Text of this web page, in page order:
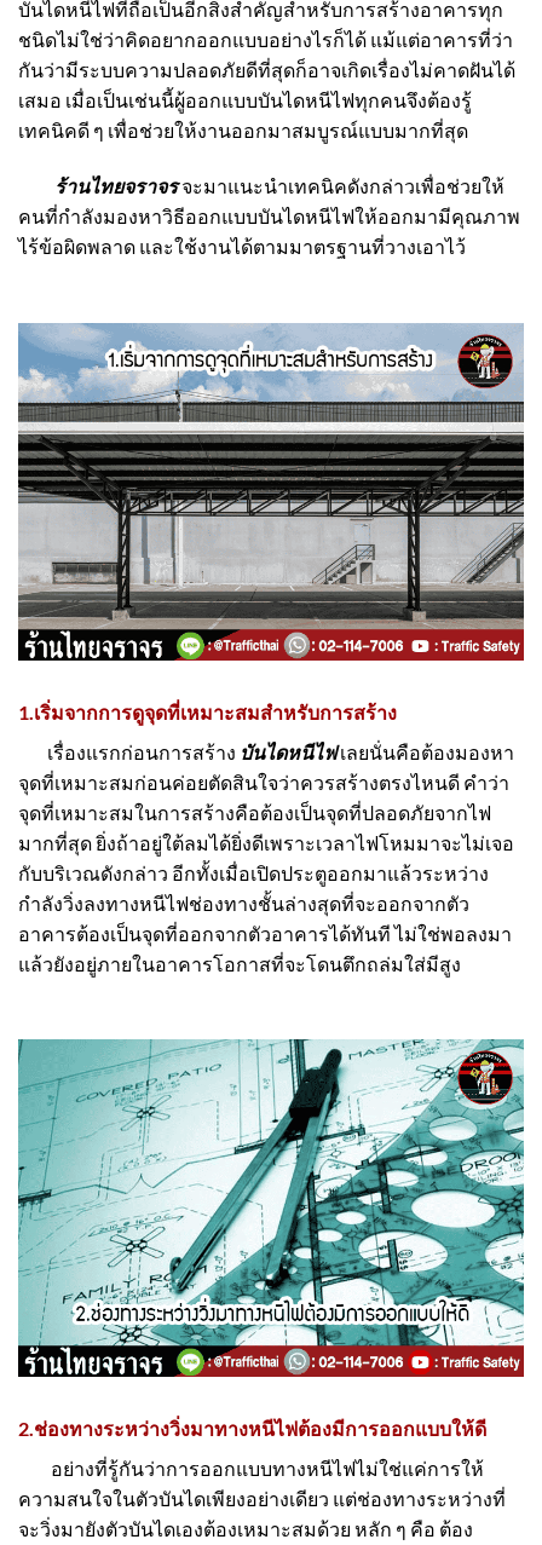
บันไดหนีไฟที่ถือเป็นอีกสิ่งสำคัญสำหรับการสร้างอาคารทุก
ชนิดไม่ใช่ว่าคิดอยากออกแบบอย่างไรก็ได้ แม้แต่อาคารที่ว่า
กันว่ามีระบบความปลอดภัยดีที่สุดก็อาจเกิดเรื่องไม่คาดฝันได้
เสมอ เมื่อเป็นเช่นนี้ผู้ออกแบบบันไดหนีไฟทุกคนจึงต้องรู้
เทคนิคดี ๆ เพื่อช่วยให้งานออกมาสมบูรณ์แบบมากที่สุด
ร้านไทยจราจรจะมาแนะนำเทคนิคดังกล่าวเพื่อช่วยให้
คนที่กำลังมองหาวิธีออกแบบบันไดหนีไฟให้ออกมามีคุณภาพ
ไร้ข้อผิดพลาด และใช้งานได้ตามมาตรฐานที่วางเอาไว้
1.เริ่มจากการดูจุดที่เหมาะสมสำหรับการสร้าง
เรื่องแรกก่อนการสร้าง บันไดหนีไฟเลยนั่นคือต้องมองหา
จุดที่เหมาะสมก่อนค่อยตัดสินใจว่าควรสร้างตรงไหนดี คำว่า
จุดที่เหมาะสมในการสร้างคือต้องเป็นจุดที่ปลอดภัยจากไฟ
มากที่สุด ยิ่งถ้าอยู่ใต้ลมได้ยิ่งดีเพราะเวลาไฟโหมมาจะไม่เจอ
กับบริเวณดังกล่าว อีกทั้งเมื่อเปิดประตูออกมาแล้วระหว่าง
กำลังวิ่งลงทางหนีไฟช่องทางชั้นล่างสุดที่จะออกจากตัว
อาคารต้องเป็นจุดที่ออกจากตัวอาคารได้ทันที ไม่ใช่พอลงมา
แล้วยังอยู่ภายในอาคารโอกาสที่จะโดนตึกถล่มใส่มีสูง
2.ช่องทางระหว่างวิ่งมาทางหนีไฟต้องมีการออกแบบให้ดี
อย่างที่รู้กันว่าการออกแบบทางหนีไฟไม่ใช่แค่การให้
ความสนใจในตัวบันไดเพียงอย่างเดียว แต่ช่องทางระหว่างที่
จะวิ่งมายังตัวบันไดเองต้องเหมาะสมด้วย หลัก ๆ คือ ต้อง